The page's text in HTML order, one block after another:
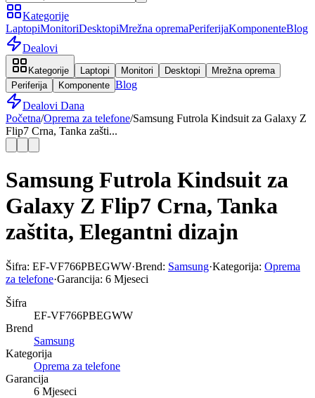
Kategorije
LaptopiMonitoriDesktopiMrežna opremaPeriferijaKomponenteBlog
Dealovi
Kategorije Laptopi Monitori Desktopi
Mrežna oprema
Periferija
Komponente Blog
Dealovi Dana
Početna/Oprema za telefone/Samsung Futrola Kindsuit za Galaxy Z
Flip7 Crna, Tanka zašti...
Samsung Futrola Kindsuit za
Galaxy Z Flip7 Crna, Tanka
zaštita, Elegantni dizajn
Šifra: EF-VF766PBEGWW·Brend: Samsung·Kategorija: Oprema
za telefone·Garancija: 6 Mjeseci
Šifra
EF-VF766PBEGWW
Brend
Samsung
Kategorija
Oprema za telefone
Garancija
6 Mjeseci